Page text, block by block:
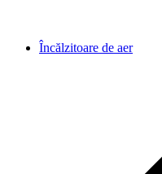
Încălzitoare de aer